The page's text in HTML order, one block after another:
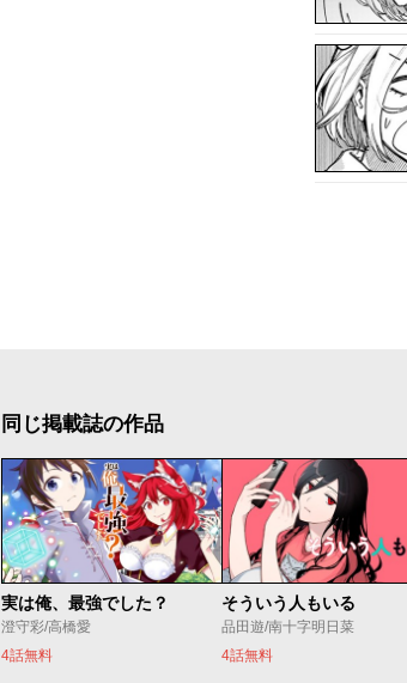
同じ掲載誌の作品
実は俺、最強でした？
澄守彩/高橋愛
4話無料
そういう人もいる
品田遊/南十字明日菜
4話無料